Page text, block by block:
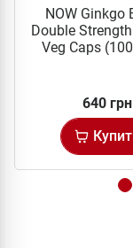
NOW Ginkgo
Double
Veg Caps
640 грн